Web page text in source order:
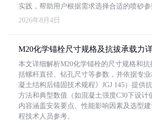
实践，帮助用户根据需求选择合适的喷砂参
2026年8月4日
M20化学锚栓尺寸规格及抗拔承载力
本文详细解析M20化学锚栓的尺寸规格和
括螺杆直径、钻孔尺寸等参数，并依据专
凝土结构后锚固技术规程》JGJ 145）提供
方法和典型数值（如混凝土强度C30下设计
内容涵盖安装要点、性能影响因素及选型
程技术人员参考。